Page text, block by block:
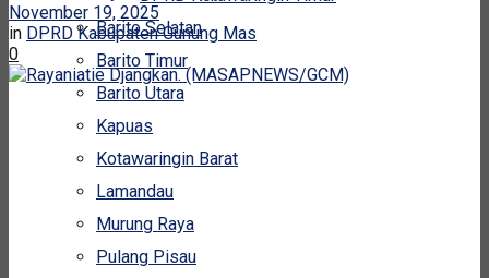
Barito Selatan
Barito Timur
Barito Utara
Kapuas
Kotawaringin Barat
Lamandau
Murung Raya
Pulang Pisau
November 19, 2025
in DPRD Kabupaten Gunung Mas
0